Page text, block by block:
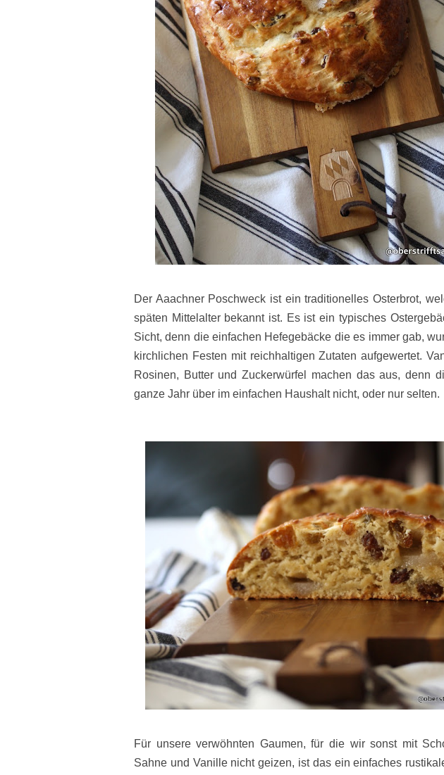
Der Aaachner Poschweck ist ein traditionelles Osterbrot,
späten Mittelalter bekannt ist. Es ist ein typisches
Sicht, denn die einfachen Hefegebäcke die es immer gab,
kirchlichen Festen mit reichhaltigen Zutaten aufgewertet.
Rosinen, Butter und Zuckerwürfel machen das aus, denn
ganze Jahr über im einfachen Haushalt nicht, oder nur selten.
Für unsere verwöhnten Gaumen, für die wir sonst mit
Sahne und Vanille nicht geizen, ist das ein einfaches